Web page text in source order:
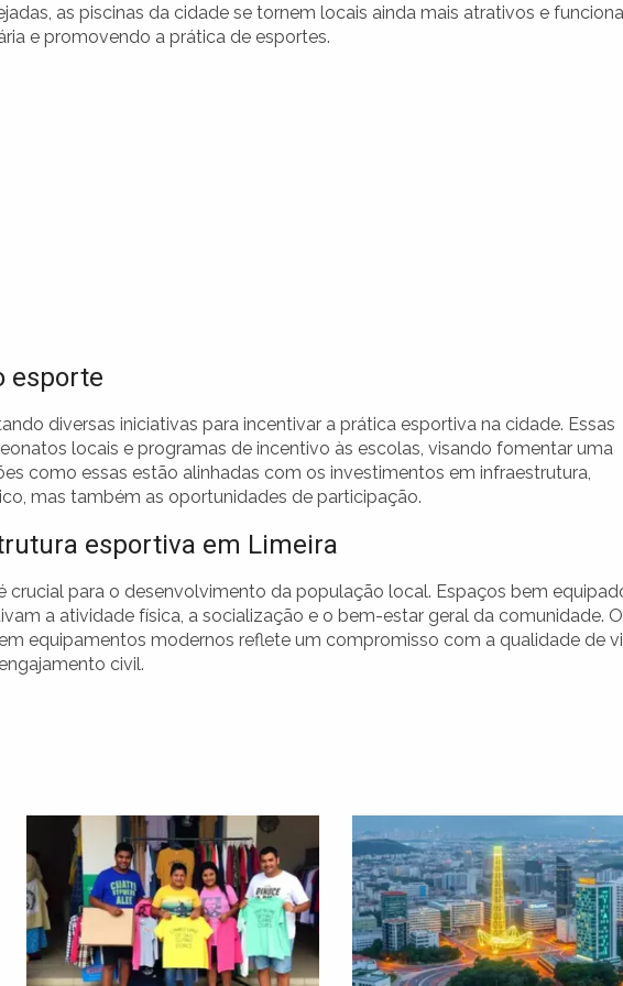
as piscinas da cidade se tornem locais ainda mais atrativos e
e promovendo a prática de esportes.
esporte
diversas iniciativas para incentivar a prática esportiva na cidade. Essas
locais e programas de incentivo às escolas, visando fomentar uma
como essas estão alinhadas com os investimentos em infraestrutura,
mas também as oportunidades de participação.
esportiva em Limeira
crucial para o desenvolvimento da população local. Espaços bem
a atividade física, a socialização e o bem-estar geral da comunidade. O
equipamentos modernos reflete um compromisso com a qualidade de
civil.